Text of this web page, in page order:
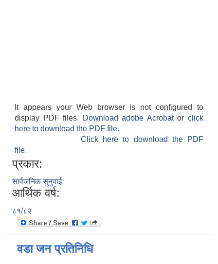
It appears your Web browser is not configured to
display PDF files.
Download adobe Acrobatorclick
here to download the PDF file.
Click here to download the PDF
file.
प्रकार:
सार्वजनिक सुनुवाई
आर्थिक वर्ष:
८१/८२
वडा जन प्रतिनिधि